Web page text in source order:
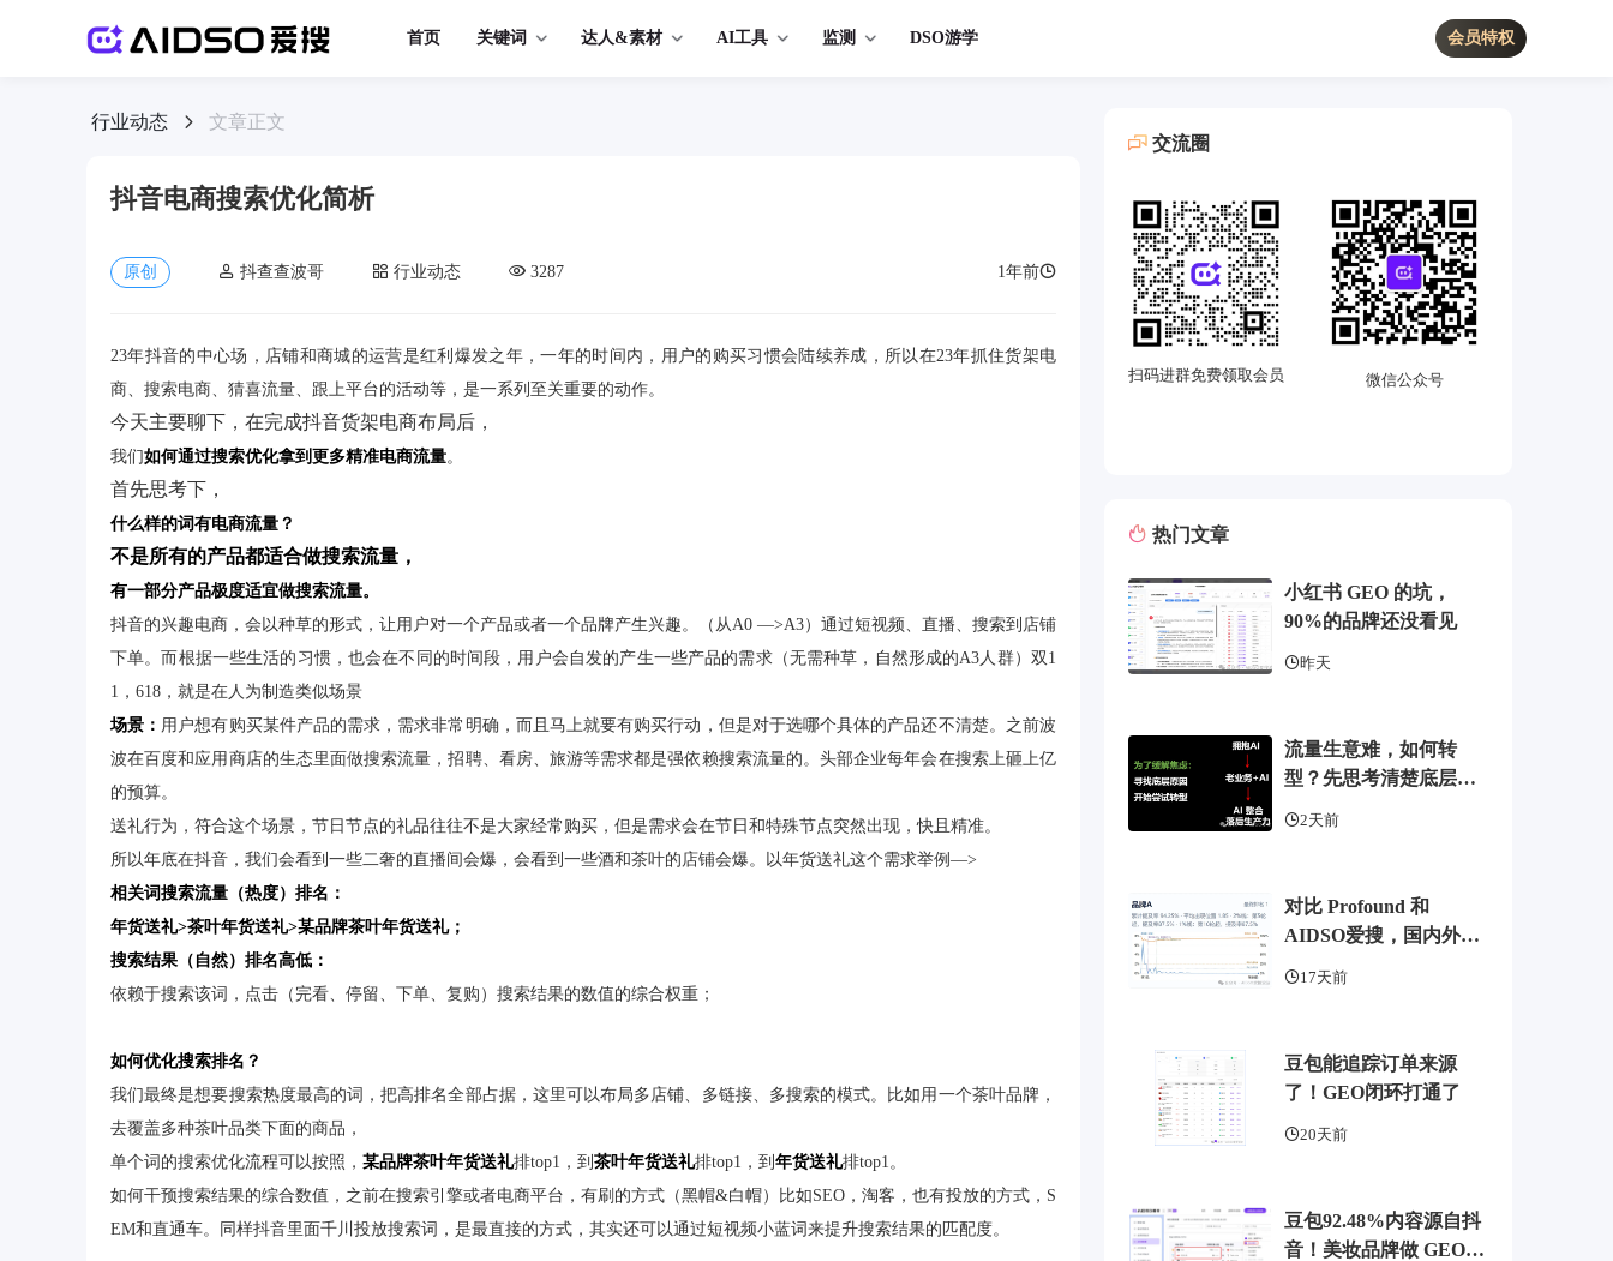
首页 关键词 达人&素材 AI工具 监测 DSO游学 会员特权
行业动态 文章正文
抖音电商搜索优化简析
原创 抖查查波哥 行业动态 3287 1年前
23年抖音的中心场，店铺和商城的运营是红利爆发之年，一年的时间内，用户的购买习惯会陆续养成，所以在23年抓住货架电
商、搜索电商、猜喜流量、跟上平台的活动等，是一系列至关重要的动作。
今天主要聊下，在完成抖音货架电商布局后，
我们如何通过搜索优化拿到更多精准电商流量。
首先思考下，
什么样的词有电商流量？
不是所有的产品都适合做搜索流量，
有一部分产品极度适宜做搜索流量。
抖音的兴趣电商，会以种草的形式，让用户对一个产品或者一个品牌产生兴趣。（从A0 —>A3）通过短视频、直播、搜索到店铺
下单。而根据一些生活的习惯，也会在不同的时间段，用户会自发的产生一些产品的需求（无需种草，自然形成的A3人群）双1
1，618，就是在人为制造类似场景
场景： 用户想有购买某件产品的需求，需求非常明确，而且马上就要有购买行动，但是对于选哪个具体的产品还不清楚。之前波
波在百度和应用商店的生态里面做搜索流量，招聘、看房、旅游等需求都是强依赖搜索流量的。头部企业每年会在搜索上砸上亿
的预算。
送礼行为，符合这个场景，节日节点的礼品往往不是大家经常购买，但是需求会在节日和特殊节点突然出现，快且精准。
所以年底在抖音，我们会看到一些二奢的直播间会爆，会看到一些酒和茶叶的店铺会爆。以年货送礼这个需求举例—>
相关词搜索流量（热度）排名：
年货送礼>茶叶年货送礼>某品牌茶叶年货送礼；
搜索结果（自然）排名高低：
依赖于搜索该词，点击（完看、停留、下单、复购）搜索结果的数值的综合权重；
如何优化搜索排名？
我们最终是想要搜索热度最高的词，把高排名全部占据，这里可以布局多店铺、多链接、多搜索的模式。比如用一个茶叶品牌，
去覆盖多种茶叶品类下面的商品，
单个词的搜索优化流程可以按照， 某品牌茶叶年货送礼排top1，到 茶叶年货送礼排top1，到 年货送礼排top1。
如何干预搜索结果的综合数值，之前在搜索引擎或者电商平台，有刷的方式（黑帽&白帽）比如SEO，淘客，也有投放的方式，S
EM和直通车。同样抖音里面千川投放搜索词，是最直接的方式，其实还可以通过短视频小蓝词来提升搜索结果的匹配度。
交流圈
扫码进群免费领取会员 微信公众号
热门文章
小红书 GEO 的坑，
90%的品牌还没看见
昨天
流量生意难，如何转
型？先思考清楚底层逻
2天前
对比 Profound 和
AIDSO爱搜，国内外
17天前
豆包能追踪订单来源
了！GEO闭环打通了
20天前
豆包92.48%内容源自抖
音！美妆品牌做 GEO